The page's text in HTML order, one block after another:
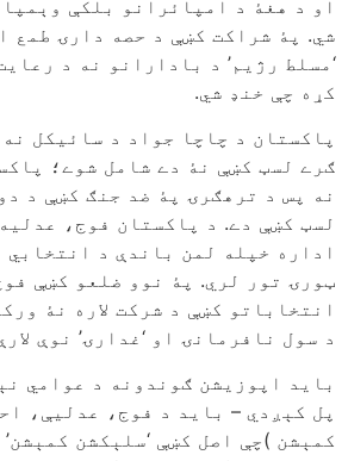
او د هغۀ د امپائرانو بلکې
شي. پۀ شراکت کښې د حصه دارۍ طمع
‘مسلط رژیم’ د بادارانو نه د
کړه چې خنډ شي.
پاکستان د چاچا جواد د سائیکل
ګرے لسټ کښې نۀ دے شامل شوے؛
نه پس د ترهګرۍ پۀ ضد جنګ کښې د
لسټ کښې دے. د پاکستان فوج،
اداره خپله لمن باندې د
ټورۍ تور لري. پۀ نوو ضلعو کښې
انتخاباتو کښې د شرکت لاره نۀ
د سول نافرمانۍ او ‘غدارۍ’ نوې
باید اپوزیشن ګوندونه د عوامي
پل کېږدي – باید د فوج، عدلیې،
کمېشن )چې اصل کښې ‘سلېکشن کمېشن’